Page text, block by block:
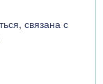
связана с